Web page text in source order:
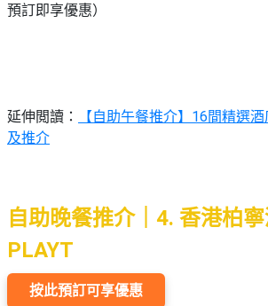
預訂即享優惠）
延伸閲讀：
【自助午餐推介】16間精選
及推介
自助晚餐推介｜4. 香港柏
PLAYT
按此預訂可享優惠